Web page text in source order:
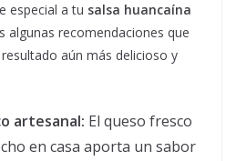
especial a tu salsa huancaína
algunas recomendaciones que
aún más delicioso y
artesanal: El queso fresco
en casa aporta un sabor